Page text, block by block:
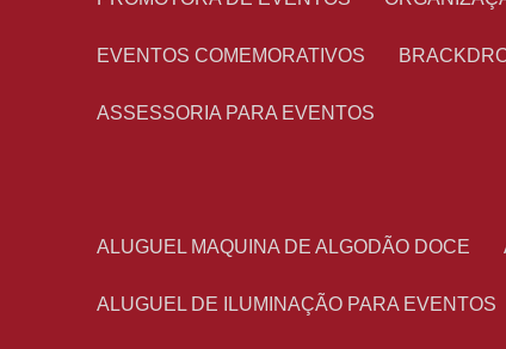
EVENTOS COMEMORATIVOS
ASSESSORIA PARA EVENTOS
ALUGUEL MAQUINA DE ALGODÃO DOCE
ALUGUEL DE ILUMINAÇÃO PARA EVENTOS